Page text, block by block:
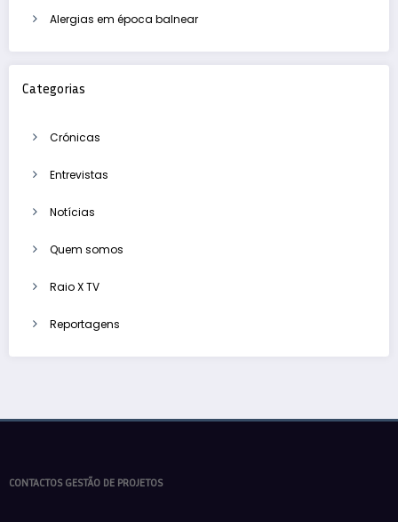
Alergias em época balnear
Categorias
Crónicas
Entrevistas
Notícias
Quem somos
Raio X TV
Reportagens
CONTACTOS GESTÃO DE PROJETOS